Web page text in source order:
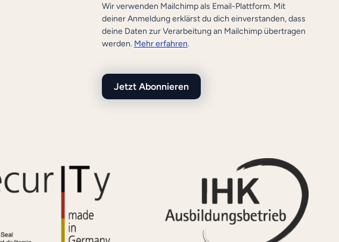
Wir verwenden Mailchimp als Email-Plattform. Mit
deiner Anmeldung erklärst du dich einverstanden, dass
deine Daten zur Verarbeitung an Mailchimp übertragen
werden. Mehr erfahren.